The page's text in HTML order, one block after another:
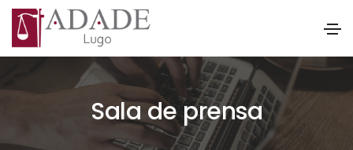
Sala de prensa